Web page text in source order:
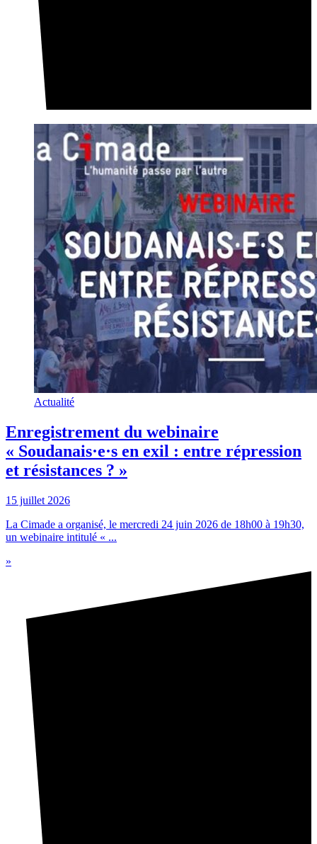
Actualité
Enregistrement du webinaire
« Soudanais·e·s en exil : entre répression
et résistances ? »
15 juillet 2026
La Cimade a organisé, le mercredi 24 juin 2026 de 18h00 à 19h30,
un webinaire intitulé « ...
»